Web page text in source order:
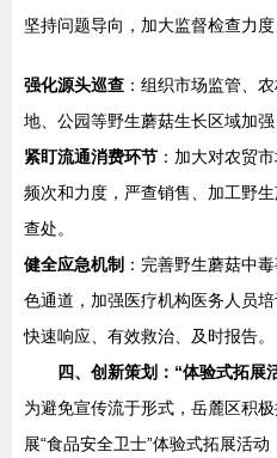
坚持问题导向，加大监督检查力度
强化源头巡查 ：组织市场监管、
地、公园等野生蘑菇生长区域加
紧盯流通消费环节 ：加大对农贸
频次和力度，严查销售、加工野
查处。
健全应急机制 ：完善野生蘑菇中
色通道，加强医疗机构医务人员
快速响应、有效救治、及时报告。
四、创新策划：“体验式拓展
为避免宣传流于形式，岳麓区积
展“食品安全卫士”体验式拓展活动